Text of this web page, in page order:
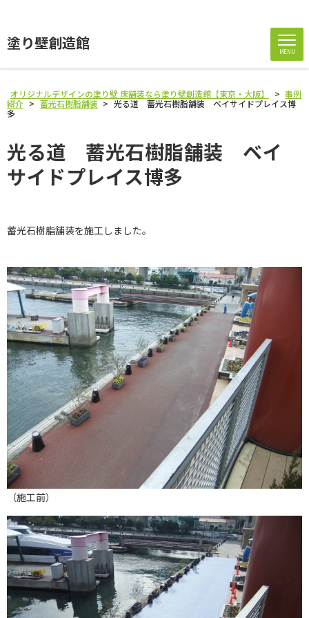
塗り壁創造館 MENU
オリジナルデザインの塗り壁 床舗装なら塗り壁創造館【東京・大阪】 > 事例
紹介 > 蓄光石樹脂舗装 > 光る道 蓄光石樹脂舗装 ベイサイドプレイス博
多
光る道 蓄光石樹脂舗装 ベイ
サイドプレイス博多
蓄光石樹脂舗装を施工しました。
（施工前）